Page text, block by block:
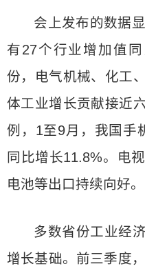
会上发布的数据
有27个行业增加值
份，电气机械、化工
体工业增长贡献接近
例，1至9月，我国手
同比增长11.8%。电
电池等出口持续向好。
多数省份工业经
增长基础。前三季度